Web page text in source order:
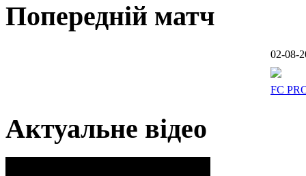
Попередній матч
02-08-
FC
Актуальне відео